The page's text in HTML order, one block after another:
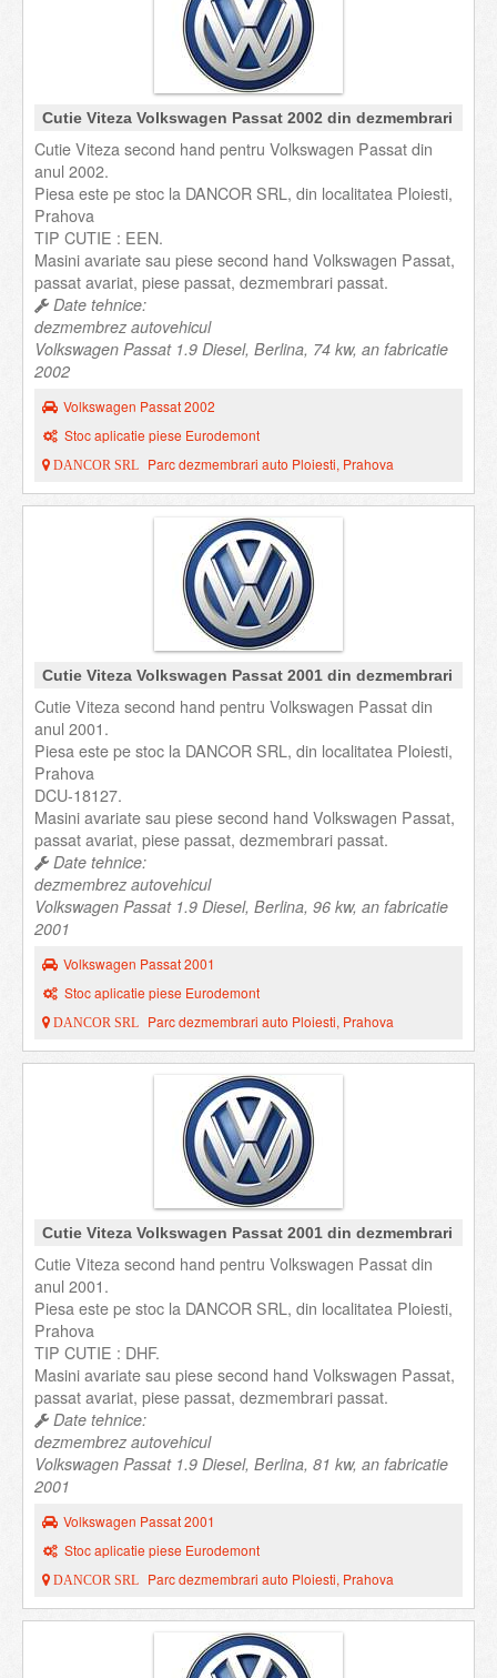
Cutie Viteza Volkswagen Passat 2002 din dezmembrari
Cutie Viteza second hand pentru Volkswagen Passat din
anul 2002.
Piesa este pe stoc la DANCOR SRL, din localitatea Ploiesti,
Prahova
TIP CUTIE : EEN.
Masini avariate sau piese second hand Volkswagen Passat,
passat avariat, piese passat, dezmembrari passat.
Date tehnice:
dezmembrez autovehicul
Volkswagen Passat 1.9 Diesel, Berlina, 74 kw, an fabricatie
2002
Volkswagen Passat 2002
Stoc aplicatie piese Eurodemont
DANCOR SRL Parc dezmembrari auto Ploiesti, Prahova
Cutie Viteza Volkswagen Passat 2001 din dezmembrari
Cutie Viteza second hand pentru Volkswagen Passat din
anul 2001.
Piesa este pe stoc la DANCOR SRL, din localitatea Ploiesti,
Prahova
DCU-18127.
Masini avariate sau piese second hand Volkswagen Passat,
passat avariat, piese passat, dezmembrari passat.
Date tehnice:
dezmembrez autovehicul
Volkswagen Passat 1.9 Diesel, Berlina, 96 kw, an fabricatie
2001
Volkswagen Passat 2001
Stoc aplicatie piese Eurodemont
DANCOR SRL Parc dezmembrari auto Ploiesti, Prahova
Cutie Viteza Volkswagen Passat 2001 din dezmembrari
Cutie Viteza second hand pentru Volkswagen Passat din
anul 2001.
Piesa este pe stoc la DANCOR SRL, din localitatea Ploiesti,
Prahova
TIP CUTIE : DHF.
Masini avariate sau piese second hand Volkswagen Passat,
passat avariat, piese passat, dezmembrari passat.
Date tehnice:
dezmembrez autovehicul
Volkswagen Passat 1.9 Diesel, Berlina, 81 kw, an fabricatie
2001
Volkswagen Passat 2001
Stoc aplicatie piese Eurodemont
DANCOR SRL Parc dezmembrari auto Ploiesti, Prahova